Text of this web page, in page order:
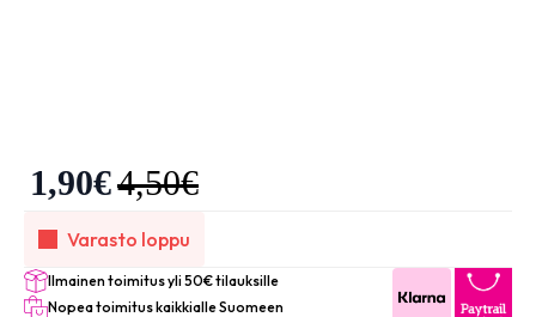
4,50€
1,90€
Varasto loppu
Ilmainen toimitus yli 50€ tilauksille
Nopea toimitus kaikkialle Suomeen